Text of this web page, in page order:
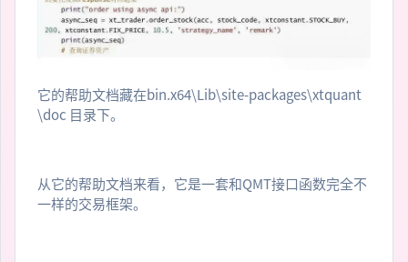
它的帮助文档藏在bin.x64\Lib\site-packages\xtquant
\doc 目录下。
从它的帮助文档来看，它是一套和QMT接口函数完全不
一样的交易框架。